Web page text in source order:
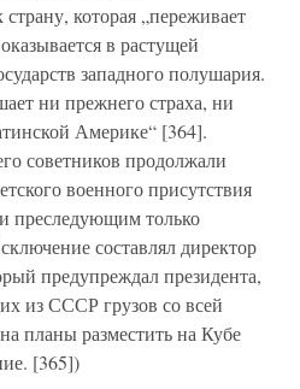
которая „переживает
в растущей
западного полушария.
ни прежнего страха, ни
Америке“ [364].
советников продолжали
военного присутствия
преследующим только
составлял директор
предупреждал президента,
из СССР грузов со всей
планы разместить на Кубе
[365])